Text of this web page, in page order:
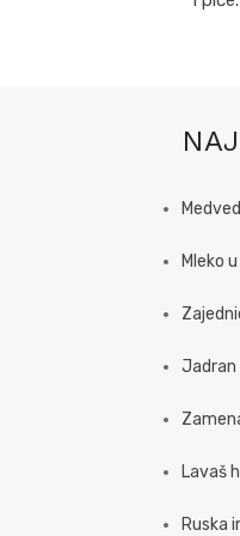
Mleko
Jadran
Lavaš
Ruska